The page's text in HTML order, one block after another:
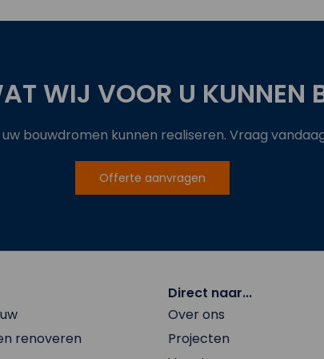
WIJ VOOR U KUNNEN
bouwdromen kunnen realiseren. Vraag
Offerte aanvragen
renoveren
Direct naar...
Over ons
Projecten